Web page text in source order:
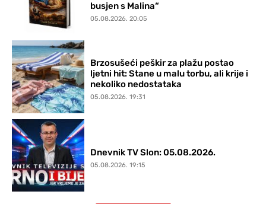
busjen s Malina“
05.08.2026. 20:05
Brzosušeći peškir za plažu postao
ljetni hit: Stane u malu torbu, ali krije i
nekoliko nedostataka
05.08.2026. 19:31
Dnevnik TV Slon: 05.08.2026.
05.08.2026. 19:15